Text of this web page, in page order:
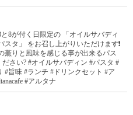
と8が付く日限定の 「オイルサバディ
スタ」 をお召し上がりいただけます❗️
薫りと風味を感じる事が出来るパス
ださい? #オイルサバディン #パスタ #
#旨味 #ランチ #ドリンクセット #ア
#アルタナ